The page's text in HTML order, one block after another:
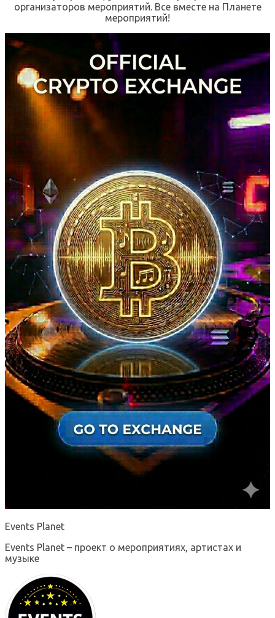
организаторов мероприятий. Все вместе на Планете
мероприятий!
Events Planet
Events Planet – проект о мероприятиях, артистах и
музыке